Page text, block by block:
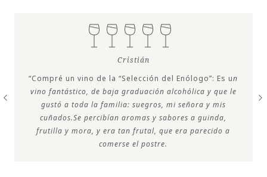
Cristián
“Compré un vino de la “Selección del Enólogo”: Es un
vino fantástico, de baja graduación alcohólica y que le
gustó a toda la familia: suegros, mi señora y mis
cuñados.Se percibían aromas y sabores a guinda,
frutilla y mora, y era tan frutal, que era parecido a
comerse el postre.